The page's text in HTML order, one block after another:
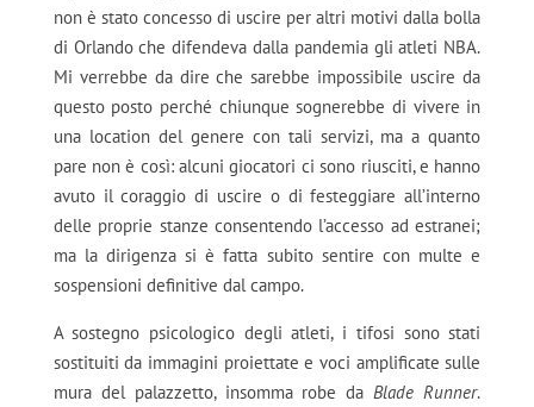
non è stato concesso di uscire per altri motivi dalla bolla
di Orlando che difendeva dalla pandemia gli atleti NBA.
Mi verrebbe da dire che sarebbe impossibile uscire da
questo posto perché chiunque sognerebbe di vivere in
una location del genere con tali servizi, ma a quanto
pare non è così: alcuni giocatori ci sono riusciti, e hanno
avuto il coraggio di uscire o di festeggiare all’interno
delle proprie stanze consentendo l’accesso ad estranei;
ma la dirigenza si è fatta subito sentire con multe e
sospensioni definitive dal campo.
A sostegno psicologico degli atleti, i tifosi sono stati
sostituiti da immagini proiettate e voci amplificate sulle
mura del palazzetto, insomma robe daBlade Runner.